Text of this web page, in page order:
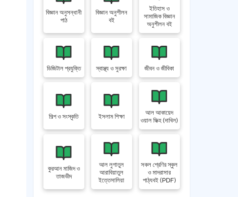
বিজ্ঞান অনুসন্ধানী
পাঠ
বিজ্ঞান অনুশীলন
বই
ইতিহাস ও
সামাজিক বিজ্ঞান
অনুশীলন বই
ডিজিটাল প্রযুক্তি স্বাস্থ্য ও সুরক্ষা জীবন ও জীবিকা
শিল্প ও সংস্কৃতি ইসলাম শিক্ষা
আল আকায়েদ
ওয়াল ফিক্হ (দাখিল)
কুরআন মাজিদ ও
তাজভীদ
আল লুগাতুল
আরাবিয়াতুল
ইত্তেসালিয়া
সকল শ্রেণির স্কুল
ও মাদরাসার
পাঠ্যবই (PDF)